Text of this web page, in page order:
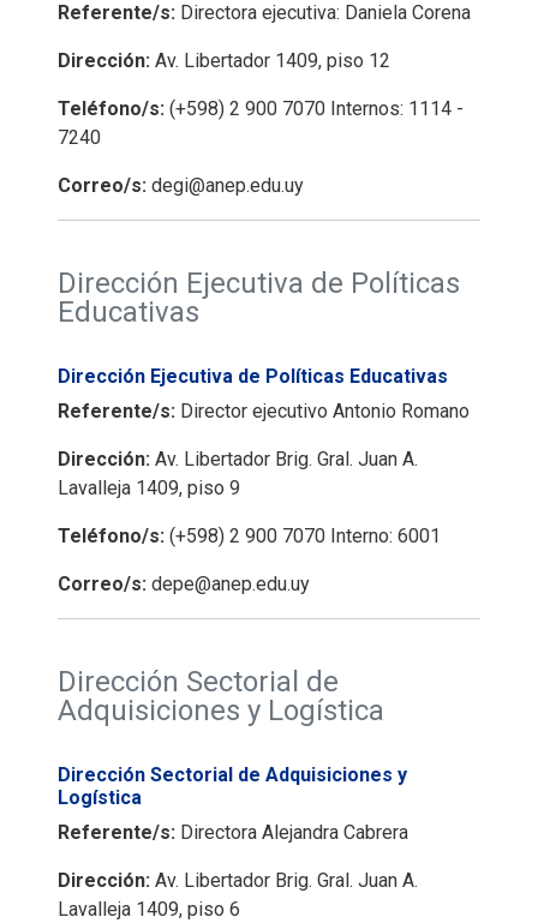
Referente/s: Directora ejecutiva: Daniela Corena
Dirección: Av. Libertador 1409, piso 12
Teléfono/s: (+598) 2 900 7070 Internos: 1114 -
7240
Correo/s: degi@anep.edu.uy
Dirección Ejecutiva de Políticas
Educativas
Dirección Ejecutiva de Políticas Educativas
Referente/s: Director ejecutivo Antonio Romano
Dirección: Av. Libertador Brig. Gral. Juan A.
Lavalleja 1409, piso 9
Teléfono/s: (+598) 2 900 7070 Interno: 6001
Correo/s: depe@anep.edu.uy
Dirección Sectorial de
Adquisiciones y Logística
Dirección Sectorial de Adquisiciones y
Logística
Referente/s: Directora Alejandra Cabrera
Dirección: Av. Libertador Brig. Gral. Juan A.
Lavalleja 1409, piso 6